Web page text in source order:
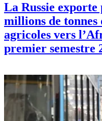
La Russie exporte
millions de tonnes
agricoles vers
premier semestre